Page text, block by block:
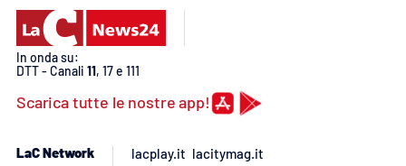
In onda su:
DTT - Canali 11, 17 e 111
Scarica tutte le nostre app!
LaC Network
lacplay.it lacitymag.it